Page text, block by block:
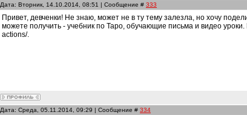
Дата: Вторник, 14.10.2014, 08:51 | Сообщение # 333
Привет, девченки! Не знаю, может не в ту тему залезла, но хочу
можете получить - учебник по Таро, обучающие письма и видео
actions/.
Дата: Среда, 05.11.2014, 09:29 | Сообщение # 334